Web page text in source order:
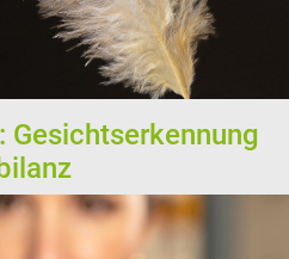
Gesichtserkennung